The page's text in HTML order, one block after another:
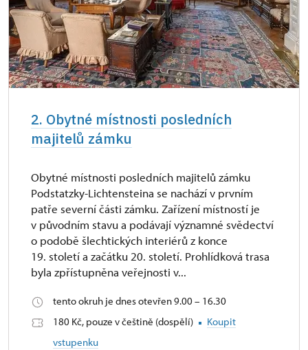
2. Obytné místnosti posledních
majitelů zámku
Obytné místnosti posledních majitelů zámku
Podstatzky-Lichtensteina se nachází v prvním
patře severní části zámku. Zařízení místností je
v původním stavu a podávají významné svědectví
o podobě šlechtických interiérů z konce
19. století a začátku 20. století. Prohlídková trasa
byla zpřístupněna veřejnosti v...
tento okruh je dnes otevřen 9.00 – 16.30
180 Kč, pouze v češtině (dospělí)
Koupit
vstupenku